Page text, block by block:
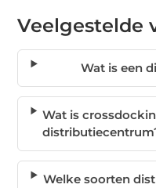
Veelgestelde
Wat is een
Wat is
Welke soorten